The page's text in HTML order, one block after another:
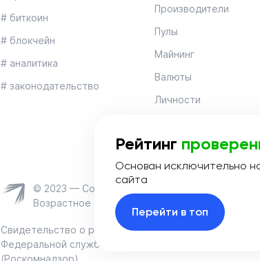
# биткоин
# блокчейн
# аналитика
# законодательство
Производители
Пулы
Майнинг
Валюты
Личности
© 2023 — Coinmania
Возрастное ограничение 16+
Свидетельство о регистрации средства
Федеральной службой по надзору в сфере связи,
(Роскомнадзор)
Рейтинг
Основан исключительно
сайта
Перейти в топ